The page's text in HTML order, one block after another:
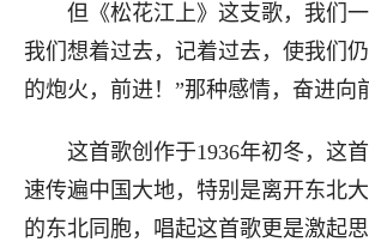
但《松花江上》这支歌，我们一
我们想着过去，记着过去，使我们
的炮火，前进！”那种感情，奋进向
这首歌创作于1936年初冬，这首
速传遍中国大地，特别是离开东北
的东北同胞，唱起这首歌更是激起